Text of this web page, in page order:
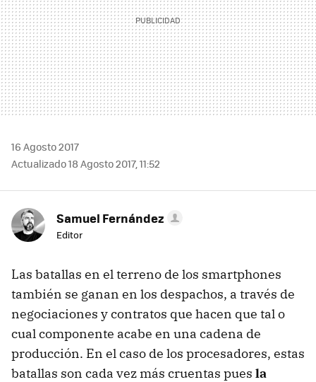
16 Agosto 2017
Actualizado 18 Agosto 2017, 11:52
Samuel Fernández
Editor
Las batallas en el terreno de los smartphones
también se ganan en los despachos, a través de
negociaciones y contratos que hacen que tal o
cual componente acabe en una cadena de
producción. En el caso de los procesadores, estas
batallas son cada vez más cruentas pues la